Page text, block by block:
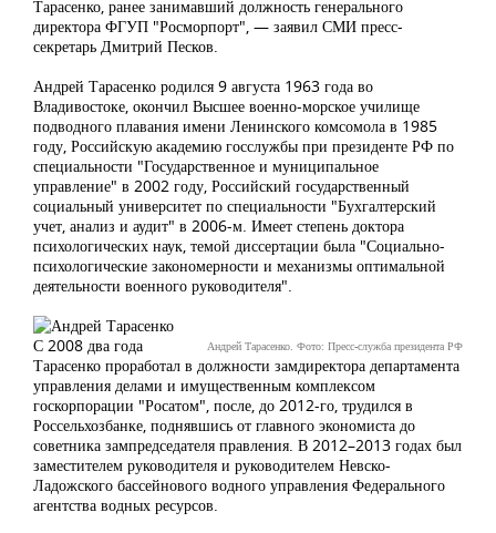
Тарасенко, ранее занимавший должность генерального
директора ФГУП "Росморпорт", — заявил СМИ пресс-
секретарь Дмитрий Песков.
Андрей Тарасенко родился 9 августа 1963 года во
Владивостоке, окончил Высшее военно-морское училище
подводного плавания имени Ленинского комсомола в 1985
году, Российскую академию госслужбы при президенте РФ по
специальности "Государственное и муниципальное
управление" в 2002 году, Российский государственный
социальный университет по специальности "Бухгалтерский
учет, анализ и аудит" в 2006-м. Имеет степень доктора
психологических наук, темой диссертации была "Социально-
психологические закономерности и механизмы оптимальной
деятельности военного руководителя".
Андрей Тарасенко. Фото: Пресс-служба президента РФ
С 2008 два года
Тарасенко проработал в должности замдиректора департамента
управления делами и имущественным комплексом
госкорпорации "Росатом", после, до 2012-го, трудился в
Россельхозбанке, поднявшись от главного экономиста до
советника зампредседателя правления. В 2012–2013 годах был
заместителем руководителя и руководителем Невско-
Ладожского бассейнового водного управления Федерального
агентства водных ресурсов.